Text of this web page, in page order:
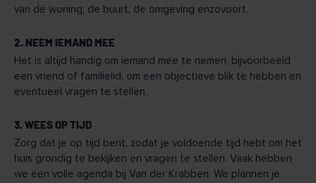
van de woning, de buurt, de omgeving enzovoort.
2. NEEM IEMAND MEE
Het is altijd handig om iemand mee te nemen, bijvoorbeeld
een vriend of familielid, om een objectieve blik te hebben en
eventueel vragen te stellen.
3. WEES OP TIJD
Zorg dat je op tijd bent, zodat je voldoende tijd hebt om het
huis grondig te bekijken en vragen te stellen. Vaak hebben
we een volle agenda bij Van der Krabben. We plannen je